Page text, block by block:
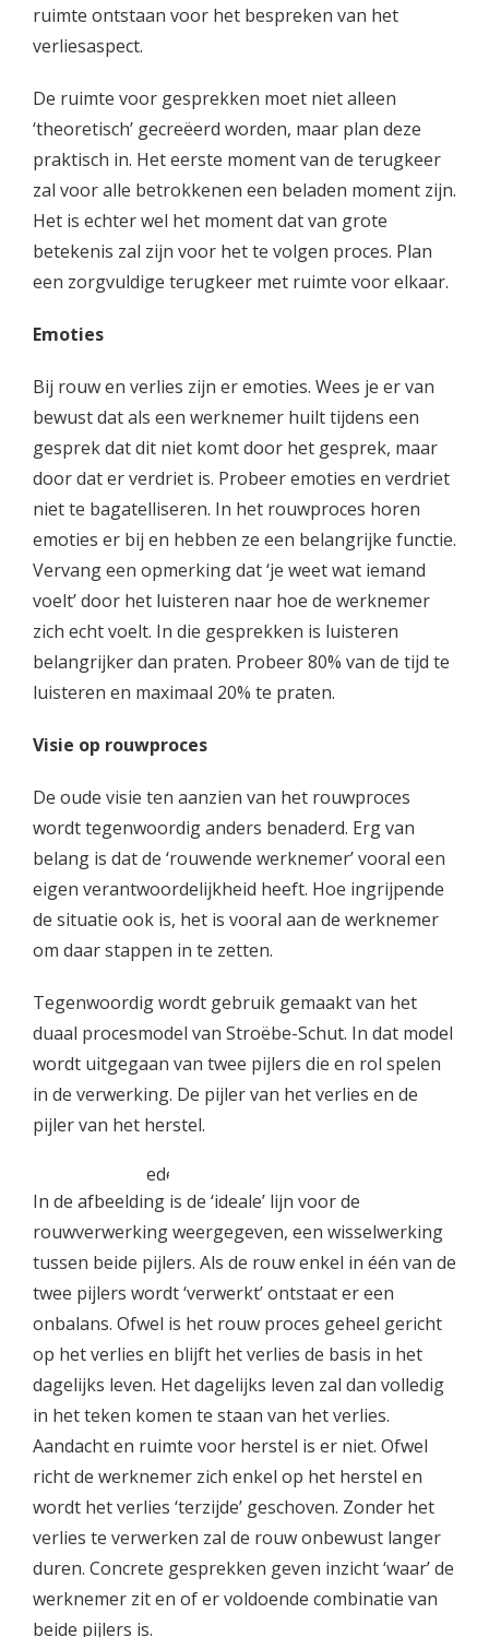
ruimte ontstaan voor het bespreken van het
verliesaspect.
De ruimte voor gesprekken moet niet alleen
‘theoretisch’ gecreëerd worden, maar plan deze
praktisch in. Het eerste moment van de terugkeer
zal voor alle betrokkenen een beladen moment zijn.
Het is echter wel het moment dat van grote
betekenis zal zijn voor het te volgen proces. Plan
een zorgvuldige terugkeer met ruimte voor elkaar.
Emoties
Bij rouw en verlies zijn er emoties. Wees je er van
bewust dat als een werknemer huilt tijdens een
gesprek dat dit niet komt door het gesprek, maar
door dat er verdriet is. Probeer emoties en verdriet
niet te bagatelliseren. In het rouwproces horen
emoties er bij en hebben ze een belangrijke functie.
Vervang een opmerking dat ‘je weet wat iemand
voelt’ door het luisteren naar hoe de werknemer
zich echt voelt. In die gesprekken is luisteren
belangrijker dan praten. Probeer 80% van de tijd te
luisteren en maximaal 20% te praten.
Visie op rouwproces
De oude visie ten aanzien van het rouwproces
wordt tegenwoordig anders benaderd. Erg van
belang is dat de ‘rouwende werknemer’ vooral een
eigen verantwoordelijkheid heeft. Hoe ingrijpende
de situatie ook is, het is vooral aan de werknemer
om daar stappen in te zetten.
Tegenwoordig wordt gebruik gemaakt van het
duaal procesmodel van Stroëbe-Schut. In dat model
wordt uitgegaan van twee pijlers die en rol spelen
in de verwerking. De pijler van het verlies en de
pijler van het herstel.
In de afbeelding is de ‘ideale’ lijn voor de
rouwverwerking weergegeven, een wisselwerking
tussen beide pijlers. Als de rouw enkel in één van de
twee pijlers wordt ‘verwerkt’ ontstaat er een
onbalans. Ofwel is het rouw proces geheel gericht
op het verlies en blijft het verlies de basis in het
dagelijks leven. Het dagelijks leven zal dan volledig
in het teken komen te staan van het verlies.
Aandacht en ruimte voor herstel is er niet. Ofwel
richt de werknemer zich enkel op het herstel en
wordt het verlies ‘terzijde’ geschoven. Zonder het
verlies te verwerken zal de rouw onbewust langer
duren. Concrete gesprekken geven inzicht ‘waar’ de
werknemer zit en of er voldoende combinatie van
beide pijlers is.